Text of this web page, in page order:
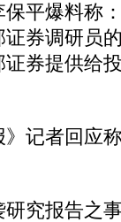
平爆料称
券调研员
券提供给
记者回应
究报告之